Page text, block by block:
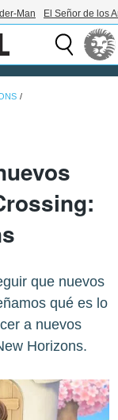
Man El Señor de los
que nuevos
qué es lo
a nuevos
Horizons.